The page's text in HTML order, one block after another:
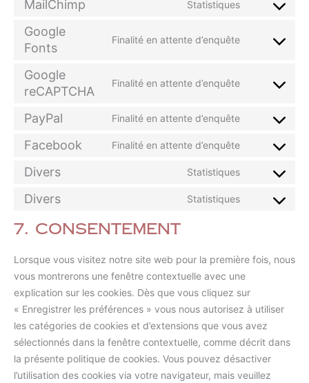
MailChimp Statistiques
Google
Fonts
Finalité en attente d’enquête
Google
reCAPTCHA
Finalité en attente d’enquête
PayPal Finalité en attente d’enquête
Facebook Finalité en attente d’enquête
Divers Statistiques
Divers Statistiques
7. Consentement
Lorsque vous visitez notre site web pour la première fois, nous
vous montrerons une fenêtre contextuelle avec une
explication sur les cookies. Dès que vous cliquez sur
« Enregistrer les préférences » vous nous autorisez à utiliser
les catégories de cookies et d’extensions que vous avez
sélectionnés dans la fenêtre contextuelle, comme décrit dans
la présente politique de cookies. Vous pouvez désactiver
l’utilisation des cookies via votre navigateur, mais veuillez